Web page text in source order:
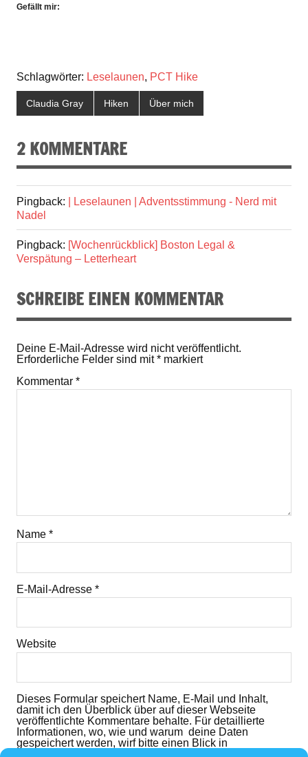
Gefällt mir:
Schlagwörter: Leselaunen, PCT Hike
Claudia Gray Hiken Über mich
2 KOMMENTARE
Pingback:
| Leselaunen | Adventsstimmung - Nerd mit
Nadel
Pingback: [Wochenrückblick] Boston Legal &
Verspätung – Letterheart
SCHREIBE EINEN KOMMENTAR
Deine E-Mail-Adresse wird nicht veröffentlicht.
Erforderliche Felder sind mit* markiert
Kommentar *
Name *
E-Mail-Adresse *
Website
Dieses Formular speichert Name, E-Mail und Inhalt,
damit ich den Überblick über auf dieser Webseite
veröffentlichte Kommentare behalte. Für detaillierte
Informationen, wo, wie und warum deine Daten
gespeichert werden, wirf bitte einen Blick in